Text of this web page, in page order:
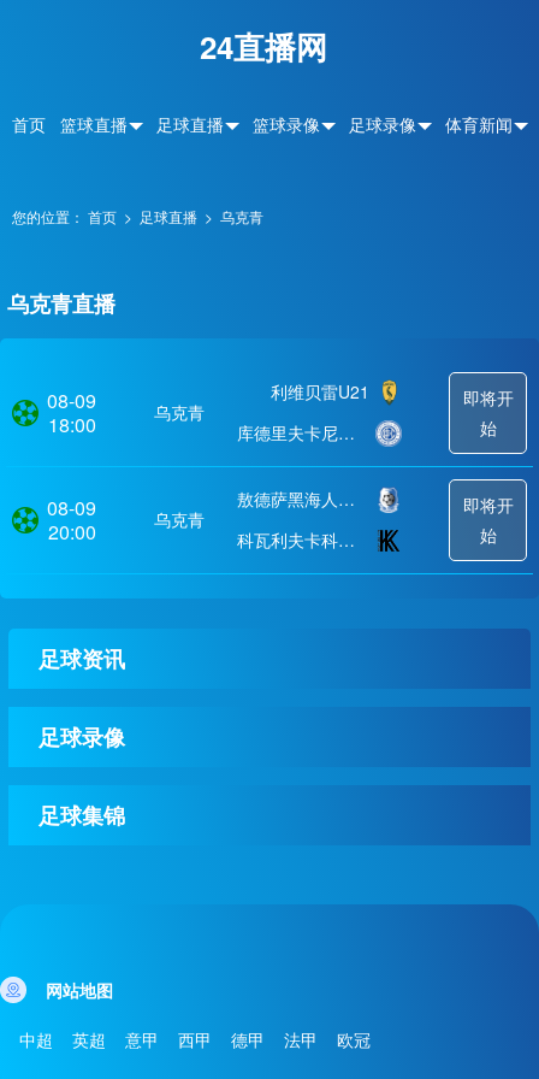
24直播网
首页 篮球直播 足球直播 篮球录像 足球录像 体育新闻
您的位置： 首页 > 足球直播 > 乌克青
乌克青直播
08-09
18:00
乌克青
利维贝雷U21
库德里夫卡尼瓦U21
即将开
始
08-09
20:00
乌克青
敖德萨黑海人青年队
科瓦利夫卡科洛斯青年队
即将开
始
足球资讯
足球录像
足球集锦
网站地图
中超 英超 意甲 西甲 德甲 法甲 欧冠